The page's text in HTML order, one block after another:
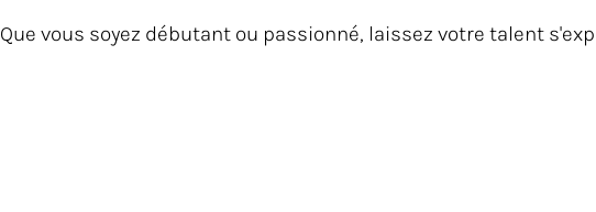
Que vous soyez débutant ou passionné, laissez votre talent